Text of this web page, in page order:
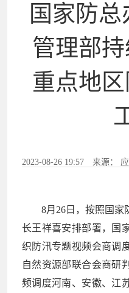
国家防
管理部
重点地
2023-08-26 19:57 来源：
8月26日，按照国家
长王祥喜安排部署，国
织防汛专题视频会商调
自然资源部联合会商研
频调度河南、安徽、江